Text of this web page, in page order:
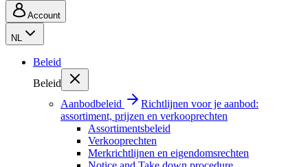
Account
NL
Beleid
Beleid
Aanbodbeleid
Richtlijnen voor je aanbod:
assortiment, prijzen en verkooprechten
Assortimentsbeleid
Verkooprechten
Merkrichtlijnen en eigendomsrechten